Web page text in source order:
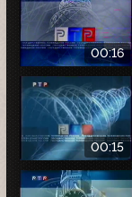
00:16
00:15